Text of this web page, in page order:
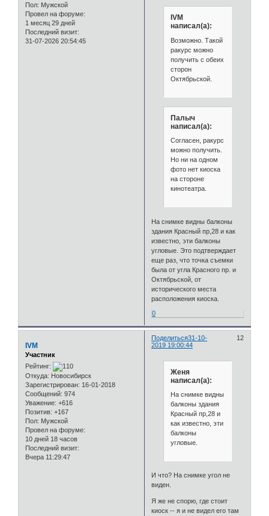
Пол: Мужской
Провел на форуме:
1 месяц 29 дней
Последний визит:
31-07-2026 20:54:45
IVM
написал(а):
Возможно. Такой
ракурс можно
получить с обеих
сторон
Октябрьской.
Палыч
написал(а):
Согласен, ракурс
можно получить.
Но ни на одном
фото нет киоска
на стороне
кинотеатра.
На снимке видны балконы
здания Красный пр,28 и как
известно, эти балконы
угловые. Это подтверждает
еще раз, что точка съемки
была от угла Красного пр. и
Октябрьской, от
исторического места
расположения киоска.
0
Поделиться 12
31-10-
2019 19:00:44
IVM
Участник
Рейтинг:
Откуда: Новосибирск
Зарегистрирован: 16-01-2018
Сообщений: 974
Уважение: +616
Позитив: +167
Пол: Мужской
Провел на форуме:
10 дней 18 часов
Последний визит:
Вчера 11:29:47
Женя
написал(а):
На снимке видны
балконы здания
Красный пр,28 и
как известно, эти
балконы
угловые.
И что? На снимке угол не
виден.
Я же не спорю, где стоит
киоск -- я и не видел его там